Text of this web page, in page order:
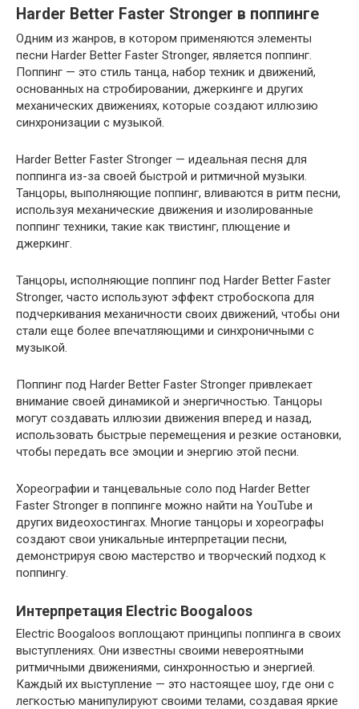
Harder Better Faster Stronger в поппинге
Одним из жанров, в котором применяются элементы
песни Harder Better Faster Stronger, является поппинг.
Поппинг — это стиль танца, набор техник и движений,
основанных на стробировании, джеркинге и других
механических движениях, которые создают иллюзию
синхронизации с музыкой.
Harder Better Faster Stronger — идеальная песня для
поппинга из-за своей быстрой и ритмичной музыки.
Танцоры, выполняющие поппинг, вливаются в ритм песни,
используя механические движения и изолированные
поппинг техники, такие как твистинг, плющение и
джеркинг.
Танцоры, исполняющие поппинг под Harder Better Faster
Stronger, часто используют эффект стробоскопа для
подчеркивания механичности своих движений, чтобы они
стали еще более впечатляющими и синхроничными с
музыкой.
Поппинг под Harder Better Faster Stronger привлекает
внимание своей динамикой и энергичностью. Танцоры
могут создавать иллюзии движения вперед и назад,
использовать быстрые перемещения и резкие остановки,
чтобы передать все эмоции и энергию этой песни.
Хореографии и танцевальные соло под Harder Better
Faster Stronger в поппинге можно найти на YouTube и
других видеохостингах. Многие танцоры и хореографы
создают свои уникальные интерпретации песни,
демонстрируя свою мастерство и творческий подход к
поппингу.
Интерпретация Electric Boogaloos
Electric Boogaloos воплощают принципы поппинга в своих
выступлениях. Они известны своими невероятными
ритмичными движениями, синхронностью и энергией.
Каждый их выступление — это настоящее шоу, где они с
легкостью манипулируют своими телами, создавая яркие